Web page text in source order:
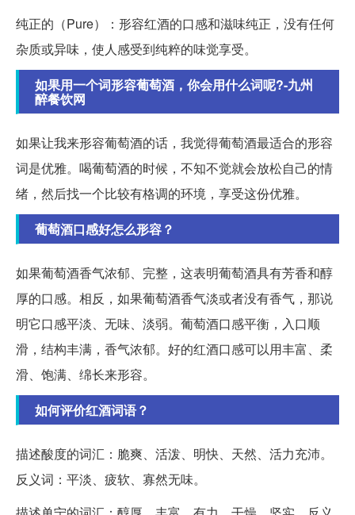
纯正的（Pure）：形容红酒的口感和滋味纯正，没有任何
杂质或异味，使人感受到纯粹的味觉享受。
如果用一个词形容葡萄酒，你会用什么词呢?-九州
醉餐饮网
如果让我来形容葡萄酒的话，我觉得葡萄酒最适合的形容
词是优雅。喝葡萄酒的时候，不知不觉就会放松自己的情
绪，然后找一个比较有格调的环境，享受这份优雅。
葡萄酒口感好怎么形容？
如果葡萄酒香气浓郁、完整，这表明葡萄酒具有芳香和醇
厚的口感。相反，如果葡萄酒香气淡或者没有香气，那说
明它口感平淡、无味、淡弱。葡萄酒口感平衡，入口顺
滑，结构丰满，香气浓郁。好的红酒口感可以用丰富、柔
滑、饱满、绵长来形容。
如何评价红酒词语？
描述酸度的词汇：脆爽、活泼、明快、天然、活力充沛。
反义词：平淡、疲软、寡然无味。